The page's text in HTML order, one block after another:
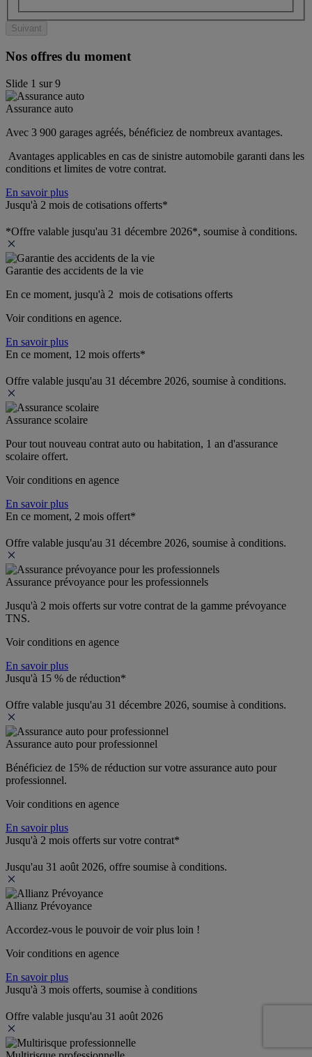
Suivant
Nos offres du moment
Slide 1 sur9
Assurance auto
Avec 3 900 garages agréés, bénéficiez de nombreux avantages.
Avantages applicables en cas de sinistre automobile garanti dans les
conditions et limites de votre contrat.
En savoir plus
Jusqu'à 2 mois de cotisations offerts*
*Offre valable jusqu'au 31 décembre 2026*, soumise à conditions.
Garantie des accidents de la vie
En ce moment, jusqu'à 2  mois de cotisations offerts
Voir conditions en agence.
En savoir plus
En ce moment, 12 mois offerts*
Offre valable jusqu'au 31 décembre 2026, soumise à conditions.
Assurance scolaire
Pour tout nouveau contrat auto ou habitation, 1 an d'assurance
scolaire offert.
Voir conditions en agence
En savoir plus
En ce moment, 2 mois offert*
Offre valable jusqu'au 31 décembre 2026, soumise à conditions.
Assurance prévoyance pour les professionnels
Jusqu'à 2 mois offerts sur votre contrat de la gamme prévoyance
TNS.
Voir conditions en agence
En savoir plus
Jusqu'à 15 % de réduction*
Offre valable jusqu'au 31 décembre 2026, soumise à conditions.
Assurance auto pour professionnel
Bénéficiez de 15% de réduction sur votre assurance auto pour
professionnel.
Voir conditions en agence
En savoir plus
Jusqu'à 2 mois offerts sur votre contrat*
Jusqu'au 31 août 2026, offre soumise à conditions.
Allianz Prévoyance
Accordez-vous le pouvoir de voir plus loin !
Voir conditions en agence
En savoir plus
Jusqu'à 3 mois offerts, soumise à conditions
Offre valable jusqu'au 31 août 2026